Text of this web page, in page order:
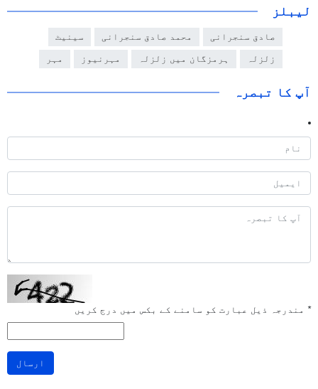
لیبلز
صادق سنجرانی محمد صادق سنجرانی سینیٹ
زلزلہ ہرمزگان میں زلزلہ مہرنیوز مہر
آپ کا تبصرہ
* مندرجہ ذیل عبارت کو سامنے کے بکس میں درج کریں
ارسال